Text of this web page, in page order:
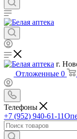
г.
Отложенные 0
Телефоны
+7 (952) 940-61-11